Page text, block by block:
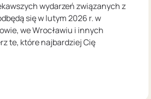
wydarzeń związanych z
się w lutym 2026 r. w
we Wrocławiu i innych
te, które najbardziej Cię